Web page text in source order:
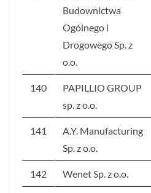
Budownictwa
Ogólnego i
Drogowego Sp. z
o.o.
140
PAPILLIO GROUP
sp. z o.o.
141
A.Y. Manufacturing
Sp. z o.o.
142 Wenet Sp. z o.o.